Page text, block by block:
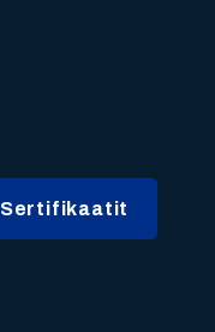
Sertifikaatit